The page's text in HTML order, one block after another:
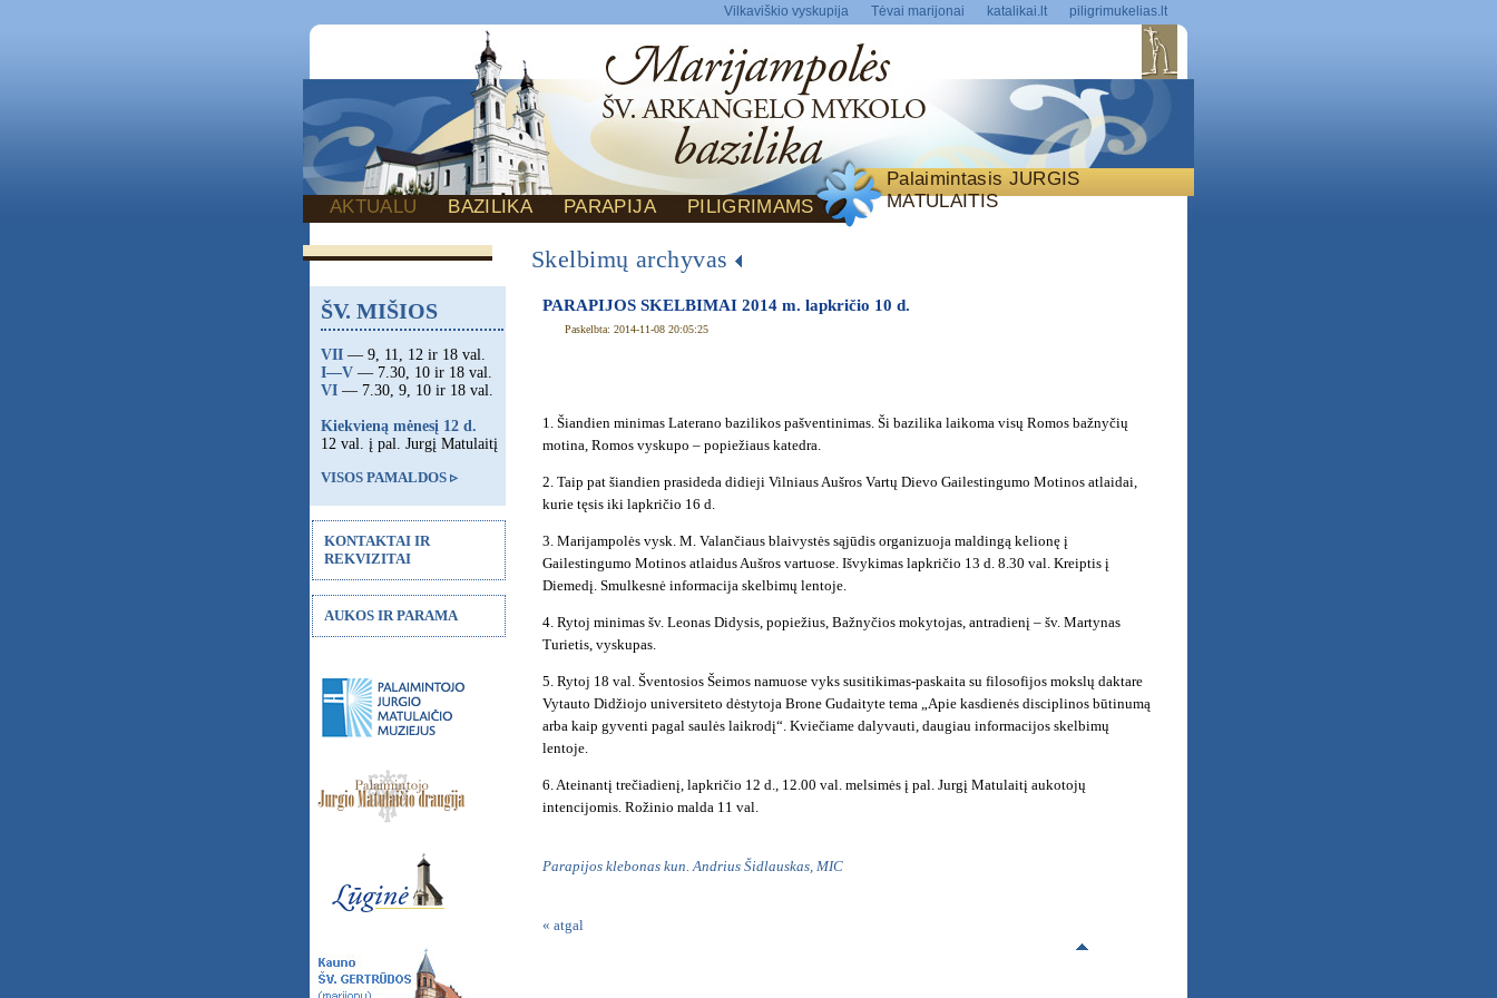
Vilkaviškio vyskupija Tėvai marijonai katalikai.lt piligrimukelias.lt
Palaimintasis JURGIS
MATULAITIS
AKTUALU BAZILIKA PARAPIJA PILIGRIMAMS
Skelbimų archyvas
PARAPIJOS SKELBIMAI 2014 m. lapkričio 10 d.
Paskelbta: 2014-11-08 20:05:25
1. Šiandien minimas Laterano bazilikos pašventinimas. Ši bazilika laikoma visų Romos bažnyčių
motina, Romos vyskupo – popiežiaus katedra.
2. Taip pat šiandien prasideda didieji Vilniaus Aušros Vartų Dievo Gailestingumo Motinos atlaidai,
kurie tęsis iki lapkričio 16 d.
3. Marijampolės vysk. M. Valančiaus blaivystės sąjūdis organizuoja maldingą kelionę į
Gailestingumo Motinos atlaidus Aušros vartuose. Išvykimas lapkričio 13 d. 8.30 val. Kreiptis į
Diemedį. Smulkesnė informacija skelbimų lentoje.
4. Rytoj minimas šv. Leonas Didysis, popiežius, Bažnyčios mokytojas, antradienį – šv. Martynas
Turietis, vyskupas.
5. Rytoj 18 val. Šventosios Šeimos namuose vyks susitikimas-paskaita su filosofijos mokslų daktare
Vytauto Didžiojo universiteto dėstytoja Brone Gudaityte tema „Apie kasdienės disciplinos būtinumą
arba kaip gyventi pagal saulės laikrodį“. Kviečiame dalyvauti, daugiau informacijos skelbimų
lentoje.
6. Ateinantį trečiadienį, lapkričio 12 d., 12.00 val. melsimės į pal. Jurgį Matulaitį aukotojų
intencijomis. Rožinio malda 11 val.
Parapijos klebonas kun. Andrius Šidlauskas, MIC
« atgal
ŠV. MIŠIOS
VII — 9, 11, 12 ir 18 val.
I—V — 7.30, 10 ir 18 val.
VI — 7.30, 9, 10 ir 18 val.
Kiekvieną mėnesį 12 d.
12 val. į pal. Jurgį Matulaitį
VISOS PAMALDOS ▹
KONTAKTAI IR
REKVIZITAI
AUKOS IR PARAMA